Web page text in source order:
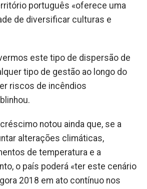
português «oferece uma
de diversificar culturas e
este tipo de dispersão de
tipo de gestão ao longo do
riscos de incêndios
notou ainda que, se a
alterações climáticas,
de temperatura e a
o país poderá «ter este cenário
2018 em ato contínuo nos